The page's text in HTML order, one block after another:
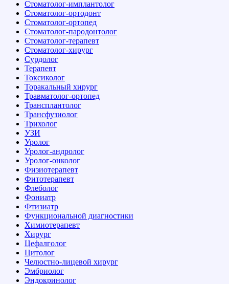
Стоматолог-имплантолог
Стоматолог-ортодонт
Стоматолог-ортопед
Стоматолог-пародонтолог
Стоматолог-терапевт
Стоматолог-хирург
Сурдолог
Терапевт
Токсиколог
Торакальный хирург
Травматолог-ортопед
Трансплантолог
Трансфузиолог
Трихолог
УЗИ
Уролог
Уролог-андролог
Уролог-онколог
Физиотерапевт
Фитотерапевт
Флеболог
Фониатр
Фтизиатр
Функциональной диагностики
Химиотерапевт
Хирург
Цефалголог
Цитолог
Челюстно-лицевой хирург
Эмбриолог
Эндокринолог